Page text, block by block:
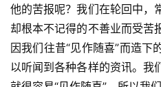
音
高
僧
访
他的苦报呢？我们在轮回中，
却根本不记得的不善业而受苦
因我们往昔“见作随喜”而造下
以听闻到各种各样的资讯。我